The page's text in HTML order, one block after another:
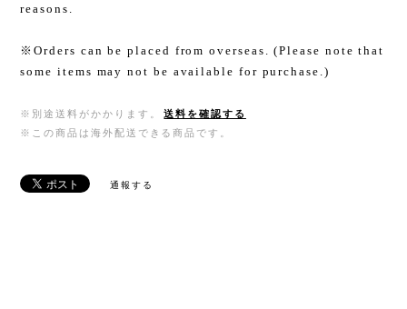
reasons.
※Orders can be placed from overseas. (Please note that
some items may not be available for purchase.)
※別途送料がかかります。
送料を確認する
※この商品は海外配送できる商品です。
通報する